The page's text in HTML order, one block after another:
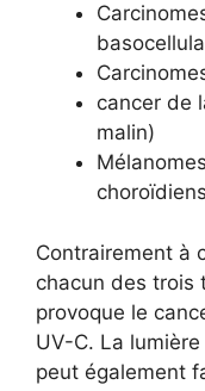
cancer de
malin)
Contrairement à
chacun des trois
provoque le
UV-C. La
peut également